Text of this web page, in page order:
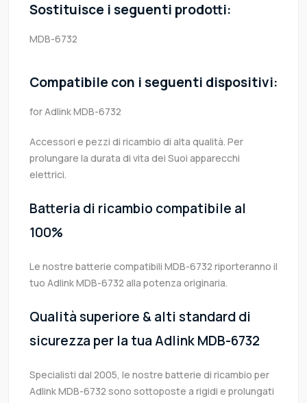
Sostituisce i seguenti prodotti:
MDB-6732
Compatibile con i seguenti dispositivi:
for Adlink MDB-6732
Accessori e pezzi di ricambio di alta qualità. Per
prolungare la durata di vita dei Suoi apparecchi
elettrici.
Batteria di ricambio compatibile al
100%
Le nostre batterie compatibili MDB-6732 riporteranno il
tuo Adlink MDB-6732 alla potenza originaria.
Qualità superiore & alti standard di
sicurezza per la tua Adlink MDB-6732
Specialisti dal 2005, le nostre batterie di ricambio per
Adlink MDB-6732 sono sottoposte a rigidi e prolungati